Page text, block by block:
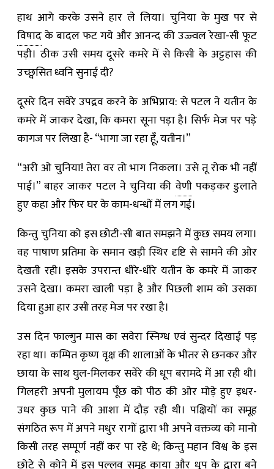
हाथ आगे करके उसने हार ले लिया। चुनिया के मुख पर से
विषादके बादल फट गये और आनन्द की उज्ज्वल रेखा-सी फूट
पड़ी। ठीक उसी समय दूसरे कमरे में से किसी के अट्टहास की
उच्छ्वसित ध्वनि सुनाई दी?
दूसरे दिन सवेरे उपद्रव करने के अभिप्राय: से पटल ने यतीन के
कमरे में जाकर देखा, कि कमरा सूना पड़ा है। सिर्फ मेज पर पड़े
कागज पर लिखा है- “भागा जा रहा हूँ, यतीन।”
“अरी ओ चुनिया! तेरा वर तो भाग निकला। उसे तू रोक भी नहीं
पाई।” बाहर जाकर पटल ने चुनिया की वेणीपकड़कर डुलाते
हुए कहा और फिर घर के काम-धन्धों में लग गई।
किन्तु चुनिया को इस छोटी-सी बात समझने में कुछ समय लगा।
वह पाषाण प्रतिमा के समान खड़ी स्थिर दृष्टि से सामने की ओर
देखती रही। इसके उपरान्त धीरे-धीरे यतीन के कमरे में जाकर
उसने देखा। कमरा खाली पड़ा है और पिछली शाम को उसका
दिया हुआ हार उसी तरह मेज पर रखा है।
उस दिन फाल्गुन मास का सवेरा स्निग्ध एवं सुन्दर दिखाई पड़
रहा था। कम्पित कृष्ण वृक्ष की शालाओं के भीतर से छनकर और
छाया के साथ घुल-मिलकर सवेरे की धूप बरामदे में आ रही थी।
गिलहरी अपनी मुलायम पूँछ को पीठ की ओर मोड़े हुए इधर-
उधर कुछ पाने की आशा में दौड़ रही थी। पक्षियों का समूह
संगठित रूप में अपने मधुर रागों द्वारा भी अपने वक्तव्य को मानो
किसी तरह सम्पूर्ण नहीं कर पा रहे थे; किन्तु महान विश्व के इस
छोटे से कोने में इस पल्लव समूह काया और धूप के द्वारा बने